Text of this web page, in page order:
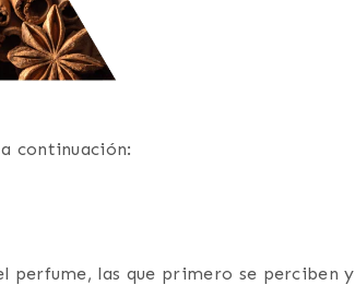
continuación:
perfume, las que primero se perciben y